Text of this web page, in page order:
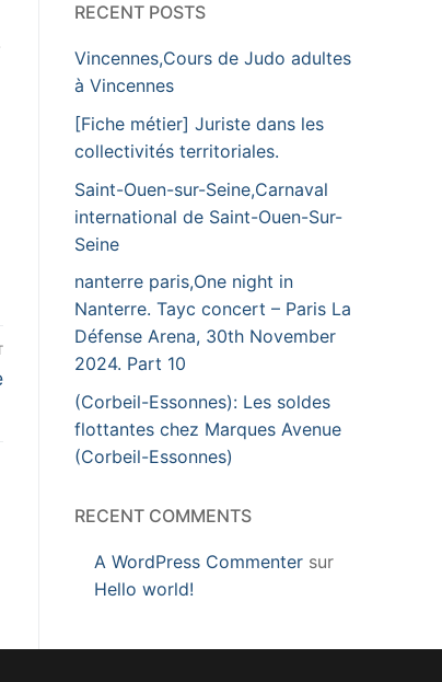
RECENT POSTS
Vincennes,Cours de Judo adultes
à Vincennes
[Fiche métier] Juriste dans les
collectivités territoriales.
Saint-Ouen-sur-Seine,Carnaval
international de Saint-Ouen-Sur-
Seine
nanterre paris,One night in
Nanterre. Tayc concert – Paris La
Défense Arena, 30th November
2024. Part 10
(Corbeil-Essonnes): Les soldes
flottantes chez Marques Avenue
(Corbeil-Essonnes)
RECENT COMMENTS
A WordPress Commenter sur
Hello world!